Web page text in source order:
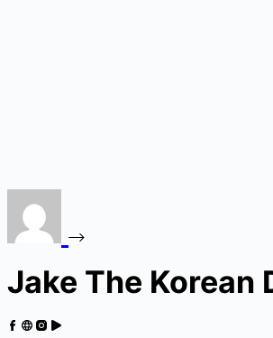
Jake The Korean